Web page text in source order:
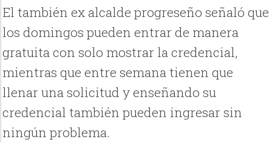
El también ex alcalde progreseño señaló que
los domingos pueden entrar de manera
gratuita con solo mostrar la credencial,
mientras que entre semana tienen que
llenar una solicitud y enseñando su
credencial también pueden ingresar sin
ningún problema.